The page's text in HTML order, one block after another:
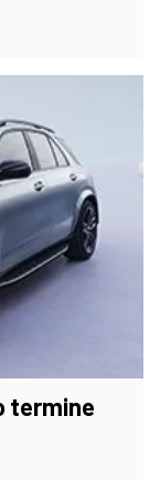
termine